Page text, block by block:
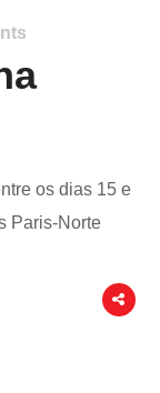
os dias 15 e
Paris-Norte